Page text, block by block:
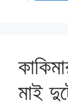
মাই